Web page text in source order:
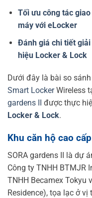
Tối ưu công tác
máy với eLocker
Đánh giá chi tiết
hiệu Locker & Lock
Dưới đây là bài so
Smart LockerWireless
gardens II
được thực
Locker & Lock.
Khu căn hộ cao
SORA gardens II là dự
Công ty TNHH BTMJR
TNHH Becamex Tokyu
Residence), tọa lạc ở